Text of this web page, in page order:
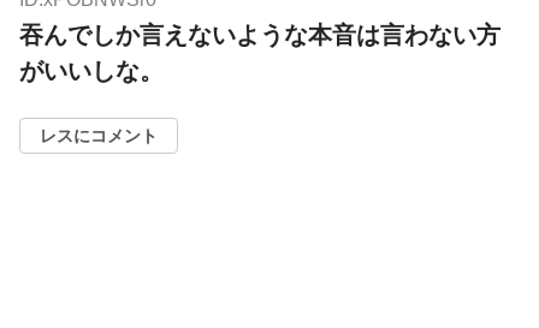
吞んでしか言えないような本音は言わない方
がいいしな。
レスにコメント